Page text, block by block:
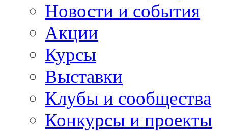
Новости и события
Акции
Курсы
Выставки
Клубы и сообщества
Конкурсы и проекты